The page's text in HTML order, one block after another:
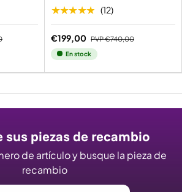
★★★★★ (12)
€199,00 PVP€740,00
En stock
sus piezas de recambio
de artículo y busque la pieza de
recambio